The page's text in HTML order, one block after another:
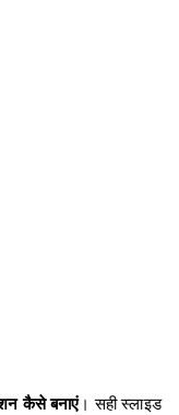
कैसे बनाएं। सही स्लाइड